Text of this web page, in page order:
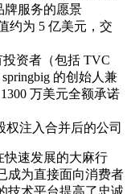
牌服务的愿景
约为 5 亿美元，交
投资者（包括 TVC
springbig 的创始人兼
万美元全额承诺
权注入合并后的公司
快速发展的大麻行
成为直接面向消费者
技术平台提高了忠诚